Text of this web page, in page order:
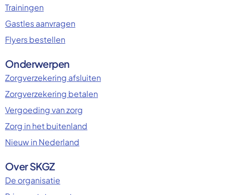
Trainingen
Gastles aanvragen
Flyers bestellen
Onderwerpen
Zorgverzekering afsluiten
Zorgverzekering betalen
Vergoeding van zorg
Zorg in het buitenland
Nieuw in Nederland
Over SKGZ
De organisatie